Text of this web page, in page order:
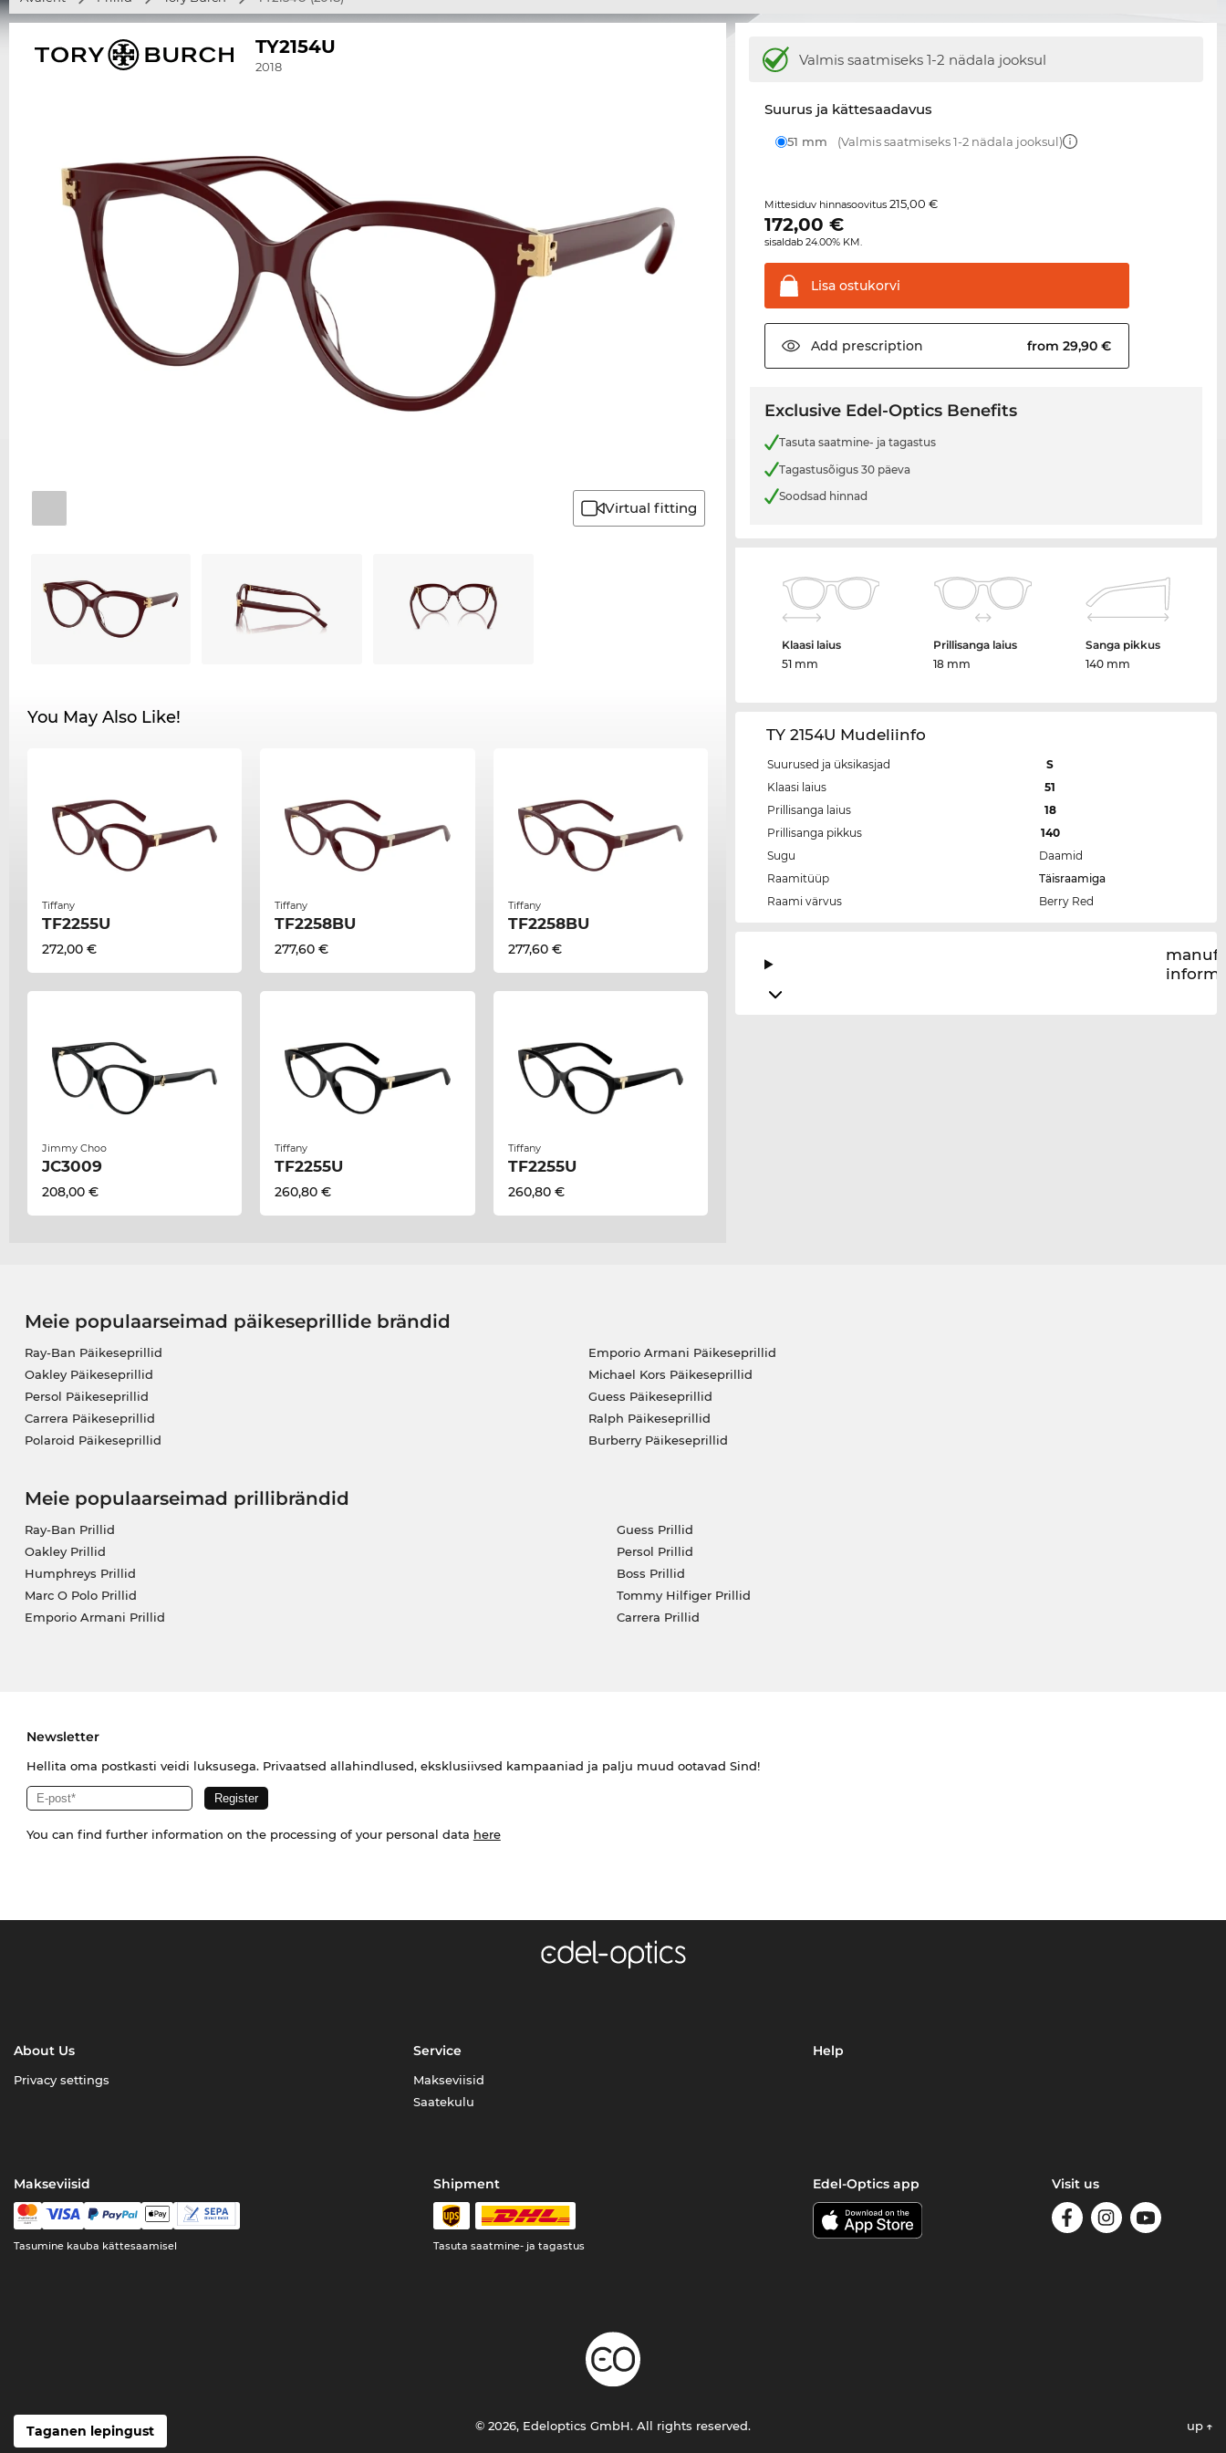
TY2154U
2018
Virtual fitting
You May Also Like!
Tiffany
TF2255U
272,00 €
Tiffany
TF2258BU
277,60 €
Tiffany
TF2258BU
277,60 €
Jimmy Choo
JC3009
208,00 €
Tiffany
TF2255U
260,80 €
Tiffany
TF2255U
260,80 €
Valmis saatmiseks 1-2 nädala jooksul
Suurus ja kättesaadavus
51 mm (Valmis saatmiseks 1-2 nädala jooksul)
Mittesiduv hinnasoovitus215,00 €
172,00 €
sisaldab 24.00% KM.
Lisa ostukorvi
Add prescription from 29,90 €
Exclusive Edel-Optics Benefits
Tasuta saatmine- ja tagastus
Tagastusõigus 30 päeva
Soodsad hinnad
Klaasi laius
51 mm
Prillisanga laius
18 mm
Sanga pikkus
140 mm
TY 2154U Mudeliinfo
Suurused ja üksikasjad
S
Klaasi laius
51
Prillisanga laius
18
Prillisanga pikkus
140
Sugu
Daamid
Raamitüüp
Täisraamiga
Raami värvus
Berry Red
Meie populaarseimad päikeseprillide brändid
Ray-Ban Päikeseprillid
Oakley Päikeseprillid
Persol Päikeseprillid
Carrera Päikeseprillid
Polaroid Päikeseprillid
Emporio Armani Päikeseprillid
Michael Kors Päikeseprillid
Guess Päikeseprillid
Ralph Päikeseprillid
Burberry Päikeseprillid
Meie populaarseimad prillibrändid
Ray-Ban Prillid
Oakley Prillid
Humphreys Prillid
Marc O Polo Prillid
Emporio Armani Prillid
Guess Prillid
Persol Prillid
Boss Prillid
Tommy Hilfiger Prillid
Carrera Prillid
Newsletter
Hellita oma postkasti veidi luksusega. Privaatsed allahindlused, eksklusiivsed kampaaniad ja palju muud ootavad Sind!
You can find further information on the processing of your personal data here
About Us
Privacy settings
Service
Makseviisid
Saatekulu
Help
Makseviisid
Tasumine kauba kättesaamisel
Shipment
Tasuta saatmine- ja tagastus
Edel-Optics app Visit us
Taganen lepingust © 2026, Edeloptics GmbH. All rights reserved. up